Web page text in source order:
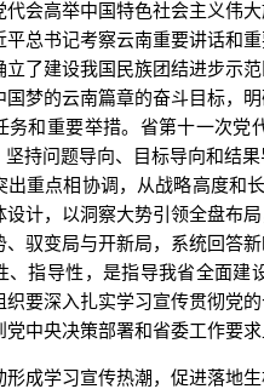
代会高举中国特色社会主义伟
平总书记考察云南重要讲话和
立了建设我国民族团结进步示
国梦的云南篇章的奋斗目标，
务和重要举措。省第十一次党
坚持问题导向、目标导向和结
出重点相协调，从战略高度和
设计，以洞察大势引领全盘布
、驭变局与开新局，系统回答
、指导性，是指导我省全面建
织要深入扎实学习宣传贯彻党
中央决策部署和省委工作要求
学习宣传热潮，促进落地生